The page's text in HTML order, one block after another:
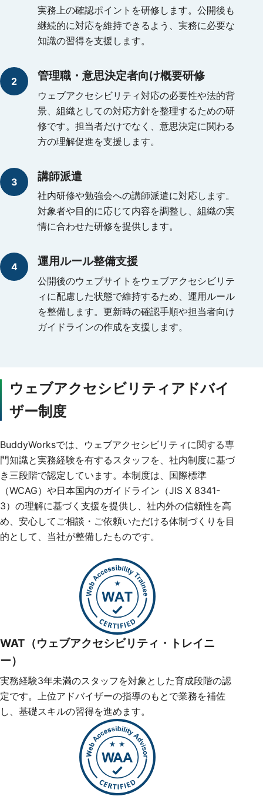
実務上の確認ポイントを研修します。公開後も
継続的に対応を維持できるよう、実務に必要な
知識の習得を支援します。
管理職・意思決定者向け概要研修
ウェブアクセシビリティ対応の必要性や法的背
景、組織としての対応方針を整理するための研
修です。担当者だけでなく、意思決定に関わる
方の理解促進を支援します。
講師派遣
社内研修や勉強会への講師派遣に対応します。
対象者や目的に応じて内容を調整し、組織の実
情に合わせた研修を提供します。
運用ルール整備支援
公開後のウェブサイトをウェブアクセシビリテ
ィに配慮した状態で維持するため、運用ルール
を整備します。更新時の確認手順や担当者向け
ガイドラインの作成を支援します。
ウェブアクセシビリティアドバイ
ザー制度
BuddyWorksでは、ウェブアクセシビリティに関する専
門知識と実務経験を有するスタッフを、社内制度に基づ
き三段階で認定しています。本制度は、国際標準
（WCAG）や日本国内のガイドライン（JIS X 8341-
3）の理解に基づく支援を提供し、社内外の信頼性を高
め、安心してご相談・ご依頼いただける体制づくりを目
的として、当社が整備したものです。
WAT（ウェブアクセシビリティ・トレイニ
ー）
実務経験3年未満のスタッフを対象とした育成段階の認
定です。上位アドバイザーの指導のもとで業務を補佐
し、基礎スキルの習得を進めます。